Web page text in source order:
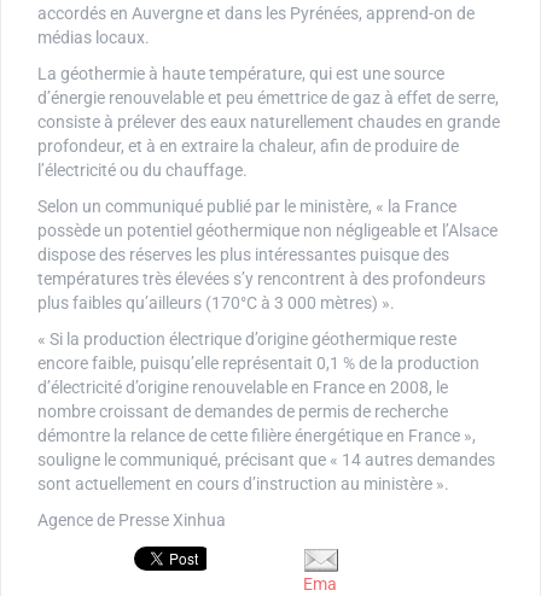
accordés en Auvergne et dans les Pyrénées, apprend-on de
médias locaux.
La géothermie à haute température, qui est une source
d’énergie renouvelable et peu émettrice de gaz à effet de serre,
consiste à prélever des eaux naturellement chaudes en grande
profondeur, et à en extraire la chaleur, afin de produire de
l’électricité ou du chauffage.
Selon un communiqué publié par le ministère, « la France
possède un potentiel géothermique non négligeable et l’Alsace
dispose des réserves les plus intéressantes puisque des
températures très élevées s’y rencontrent à des profondeurs
plus faibles qu’ailleurs (170°C à 3 000 mètres) ».
« Si la production électrique d’origine géothermique reste
encore faible, puisqu’elle représentait 0,1 % de la production
d’électricité d’origine renouvelable en France en 2008, le
nombre croissant de demandes de permis de recherche
démontre la relance de cette filière énergétique en France »,
souligne le communiqué, précisant que « 14 autres demandes
sont actuellement en cours d’instruction au ministère ».
Agence de Presse Xinhua
Ema